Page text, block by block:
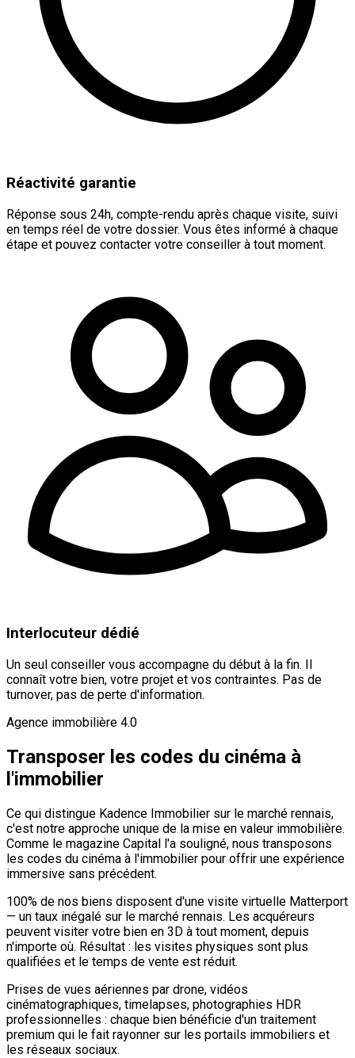
Réactivité garantie
Réponse sous 24h, compte-rendu après chaque visite, suivi
en temps réel de votre dossier. Vous êtes informé à chaque
étape et pouvez contacter votre conseiller à tout moment.
Interlocuteur dédié
Un seul conseiller vous accompagne du début à la fin. Il
connaît votre bien, votre projet et vos contraintes. Pas de
turnover, pas de perte d'information.
Agence immobilière 4.0
Transposer les codes du cinéma à
l'immobilier
Ce qui distingue Kadence Immobilier sur le marché rennais,
c'est notre approche unique de la mise en valeur immobilière.
Comme le magazine Capital l'a souligné, nous transposons
les codes du cinéma à l'immobilier pour offrir une expérience
immersive sans précédent.
100% de nos biens disposent d'une visite virtuelle Matterport
— un taux inégalé sur le marché rennais. Les acquéreurs
peuvent visiter votre bien en 3D à tout moment, depuis
n'importe où. Résultat : les visites physiques sont plus
qualifiées et le temps de vente est réduit.
Prises de vues aériennes par drone, vidéos
cinématographiques, timelapses, photographies HDR
professionnelles : chaque bien bénéficie d'un traitement
premium qui le fait rayonner sur les portails immobiliers et
les réseaux sociaux.